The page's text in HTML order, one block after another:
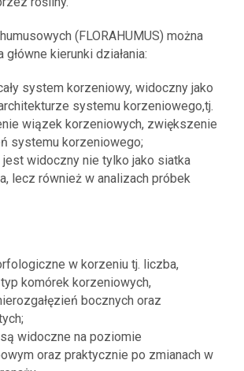
(FLORAHUMUS) można
kierunki działania:
system korzeniowy, widoczny jako
systemu korzeniowego,tj.
wiązek korzeniowych, zwiększenie
systemu korzeniowego;
jest widoczny nie tylko jako siatka
lecz również w analizach próbek
w korzeniu tj. liczba,
komórek korzeniowych,
bocznych oraz
widoczne na poziomie
oraz praktycznie po zmianach w